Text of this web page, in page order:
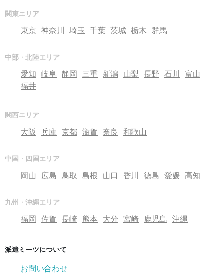
関東エリア
東京 神奈川 埼玉 千葉 茨城 栃木 群馬
中部・北陸エリア
愛知 岐阜 静岡 三重 新潟 山梨 長野 石川 富山
福井
関西エリア
大阪 兵庫 京都 滋賀 奈良 和歌山
中国・四国エリア
岡山 広島 鳥取 島根 山口 香川 徳島 愛媛 高知
九州・沖縄エリア
福岡 佐賀 長崎 熊本 大分 宮崎 鹿児島 沖縄
派遣ミーツについて
お問い合わせ